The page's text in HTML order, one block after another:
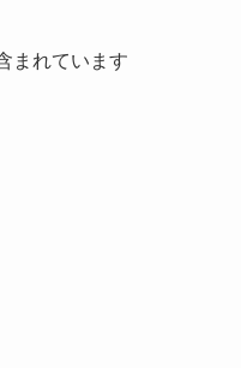
まれています